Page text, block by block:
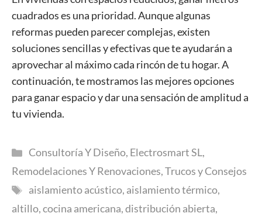
cuadrados es una prioridad. Aunque algunas
reformas pueden parecer complejas, existen
soluciones sencillas y efectivas que te ayudarán a
aprovechar al máximo cada rincón de tu hogar. A
continuación, te mostramos las mejores opciones
para ganar espacio y dar una sensación de amplitud a
tu vivienda.
Categorías
Consultoría Y Diseño, Electrosmart SL,
Remodelaciones Y Renovaciones,Trucos y Consejos
Etiquetas
aislamiento acústico, aislamiento térmico,
altillo,cocina americana,distribución abierta,